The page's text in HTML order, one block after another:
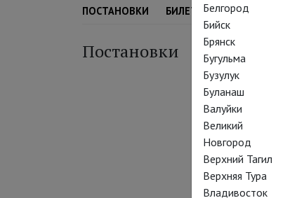
ПОСТАНОВКИ БИЛЕТЫ СЕЗОН
Постановки
Белгород
Бийск
Брянск
Бугульма
Бузулук
Буланаш
Валуйки
Великий
Новгород
Верхний Тагил
Верхняя Тура
Владивосток